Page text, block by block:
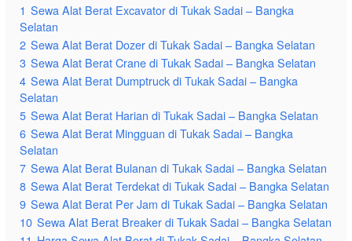
1 Sewa Alat Berat Excavator di Tukak Sadai – Bangka
Selatan
2 Sewa Alat Berat Dozer di Tukak Sadai – Bangka Selatan
3 Sewa Alat Berat Crane di Tukak Sadai – Bangka Selatan
4 Sewa Alat Berat Dumptruck di Tukak Sadai – Bangka
Selatan
5 Sewa Alat Berat Harian di Tukak Sadai – Bangka Selatan
6 Sewa Alat Berat Mingguan di Tukak Sadai – Bangka
Selatan
7 Sewa Alat Berat Bulanan di Tukak Sadai – Bangka Selatan
8 Sewa Alat Berat Terdekat di Tukak Sadai – Bangka Selatan
9 Sewa Alat Berat Per Jam di Tukak Sadai – Bangka Selatan
10 Sewa Alat Berat Breaker di Tukak Sadai – Bangka Selatan